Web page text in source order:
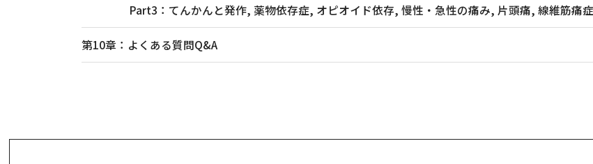
Part3：てんかんと発作, 薬物依存症, オピオイド依存, 慢性・急性の痛み, 片頭痛, 線維筋痛
第10章：よくある質問Q&A